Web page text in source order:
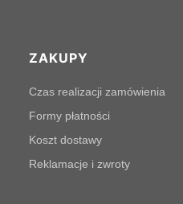
Linki w stopce
ZAKUPY
Czas realizacji zamówienia
Formy płatności
Koszt dostawy
Reklamacje i zwroty